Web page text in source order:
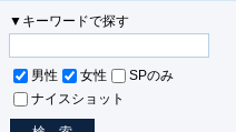
▼キーワードで探す
男性 女性
SPのみ
ナイスショット